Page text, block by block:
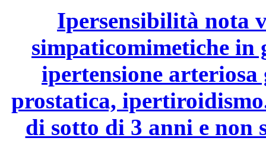
Ipersensibilità nota
simpaticomimetiche in
ipertensione
prostatica,
di sotto di 3 anni e non